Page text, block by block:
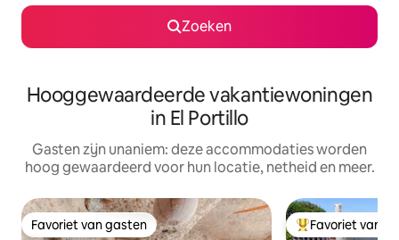
Zoeken
Hooggewaardeerde vakantiewoningen
in El Portillo
Gasten zijn unaniem: deze accommodaties worden
hoog gewaardeerd voor hun locatie, netheid en meer.
Favoriet van gasten
Favoriet van gasten Topfavoriet van
Favoriet van